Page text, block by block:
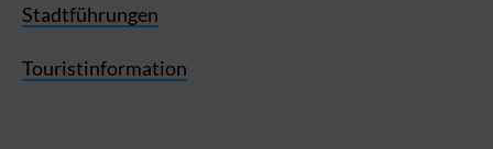
Stadtführungen
Touristinformation